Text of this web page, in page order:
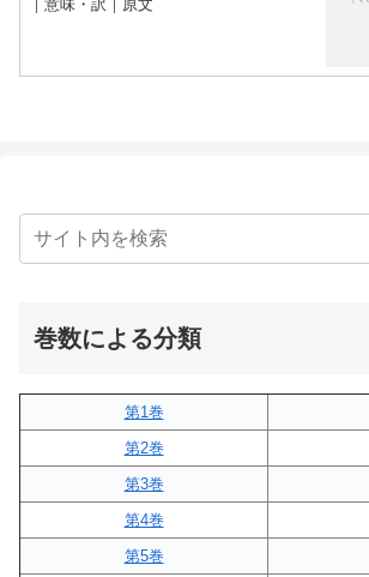
｜意味・訳｜原文
巻数による分類
第1巻
第2巻
第3巻
第4巻
第5巻